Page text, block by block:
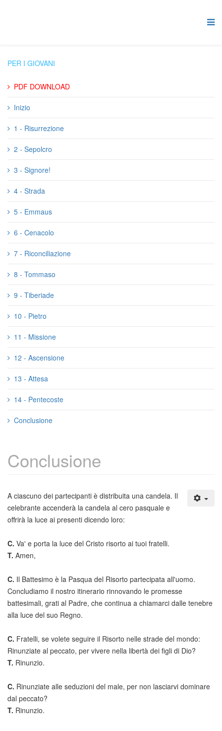
PER I GIOVANI
PDF DOWNLOAD
Inizio
1 - Risurrezione
2 - Sepolcro
3 - Signore!
4 - Strada
5 - Emmaus
6 - Cenacolo
7 - Riconciliazione
8 - Tommaso
9 - Tiberiade
10 - Pietro
11 - Missione
12 - Ascensione
13 - Attesa
14 - Pentecoste
Conclusione
Conclusione
A ciascuno dei partecipanti è distribuita una candela. Il
celebrante accenderà la candela al cero pasquale e
offrirà la luce ai presenti dicendo loro:
C. Va' e porta la luce del Cristo risorto ai tuoi fratelli.
T. Amen,
C. Il Battesimo è la Pasqua del Risorto partecipata all'uomo.
Concludiamo il nostro itinerario rinnovando le promesse
battesimali, grati al Padre, che continua a chiamarci dalle tenebre
alla luce del suo Regno.
C. Fratelli, se volete seguire il Risorto nelle strade del mondo:
Rinunziate al peccato, per vivere nella libertà dei figli di Dio?
T. Rinunzio.
C. Rinunziate alle seduzioni del male, per non lasciarvi dominare
dal peccato?
T. Rinunzio.